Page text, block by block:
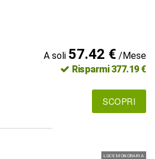
A soli 57.42 €/Mese
Risparmi 377.19 €
SCOPRI
LUCE MONORARIA